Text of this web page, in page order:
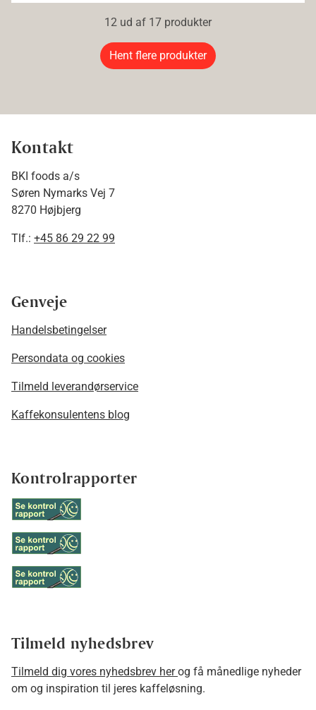
12 ud af 17 produkter
Hent flere produkter
Kontakt
BKI foods a/s
Søren Nymarks Vej 7
8270 Højbjerg
Tlf.: +45 86 29 22 99
Genveje
Handelsbetingelser
Persondata og cookies
Tilmeld leverandørservice
Kaffekonsulentens blog
Kontrolrapporter
Tilmeld nyhedsbrev
Tilmeld dig vores nyhedsbrev herog få månedlige nyheder
om og inspiration til jeres kaffeløsning.